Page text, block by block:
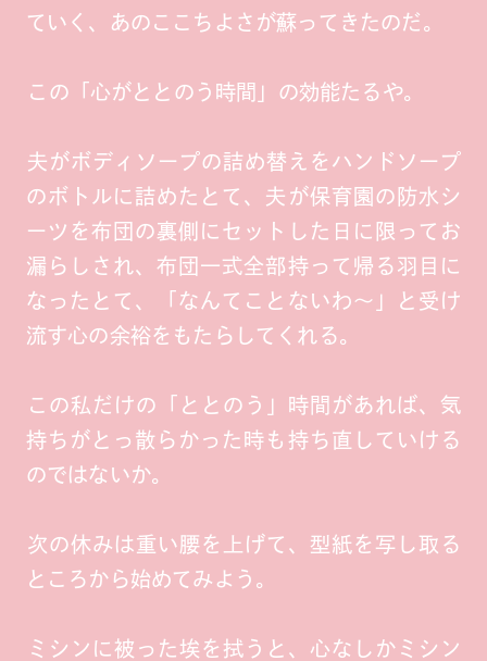
ていく、あのここちよさが蘇ってきたのだ。
この「心がととのう時間」の効能たるや。
夫がボディソープの詰め替えをハンドソープ
のボトルに詰めたとて、夫が保育園の防水シ
ーツを布団の裏側にセットした日に限ってお
漏らしされ、布団一式全部持って帰る羽目に
なったとて、「なんてことないわ～」と受け
流す心の余裕をもたらしてくれる。
この私だけの「ととのう」時間があれば、気
持ちがとっ散らかった時も持ち直していける
のではないか。
次の休みは重い腰を上げて、型紙を写し取る
ところから始めてみよう。
ミシンに被った埃を拭うと、心なしかミシン